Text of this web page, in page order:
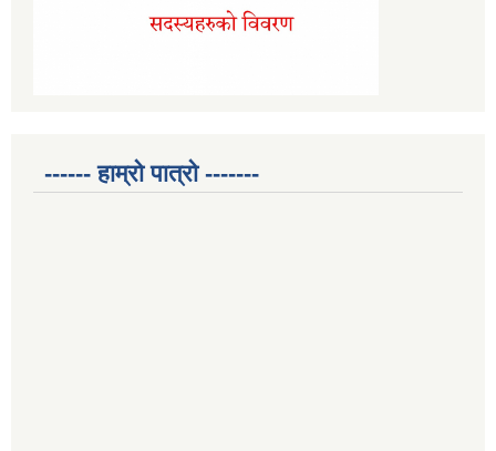
------ हाम्रो पात्रो -------